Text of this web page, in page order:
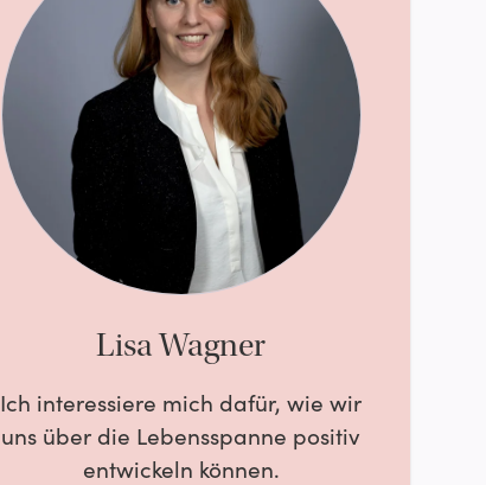
Lisa Wagner
Ich interessiere mich dafür, wie wir
uns über die Lebensspanne positiv
entwickeln können.